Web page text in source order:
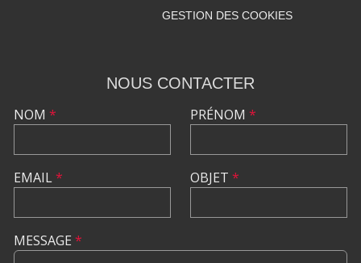
GESTION DES COOKIES
NOUS CONTACTER
NOM *
EMAIL*
PRÉNOM *
OBJET *
MESSAGE *